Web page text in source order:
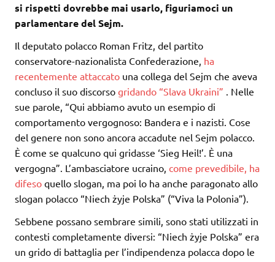
si rispetti dovrebbe mai usarlo, figuriamoci un
parlamentare del Sejm.
Il deputato polacco Roman Fritz, del partito
conservatore-nazionalista Confederazione, ha
recentemente attaccato una collega del Sejm che aveva
concluso il suo discorso gridando “Slava Ukraini” . Nelle
sue parole, “Qui abbiamo avuto un esempio di
comportamento vergognoso: Bandera e i nazisti. Cose
del genere non sono ancora accadute nel Sejm polacco.
È come se qualcuno qui gridasse ‘Sieg Heil!’. È una
vergogna”. L’ambasciatore ucraino, come prevedibile, ha
difeso quello slogan, ma poi lo ha anche paragonato allo
slogan polacco “Niech żyje Polska” (“Viva la Polonia”).
Sebbene possano sembrare simili, sono stati utilizzati in
contesti completamente diversi: “Niech żyje Polska” era
un grido di battaglia per l’indipendenza polacca dopo le